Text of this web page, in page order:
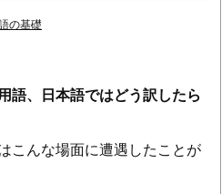
の基礎
語、日本語ではどう訳したら
こんな場面に遭遇したことが